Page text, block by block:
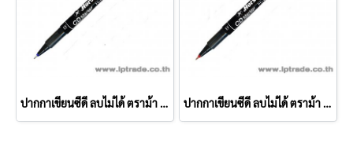
ปากกาเขียนซีดี ลบไม่ได้ ตราม้า H-52EF 0.5 มม. สีน้ำเงิน ปากกาเขียนซีดี ลบไม่ได้ ตราม้า H-52EF 0.5 มม. สีแดง